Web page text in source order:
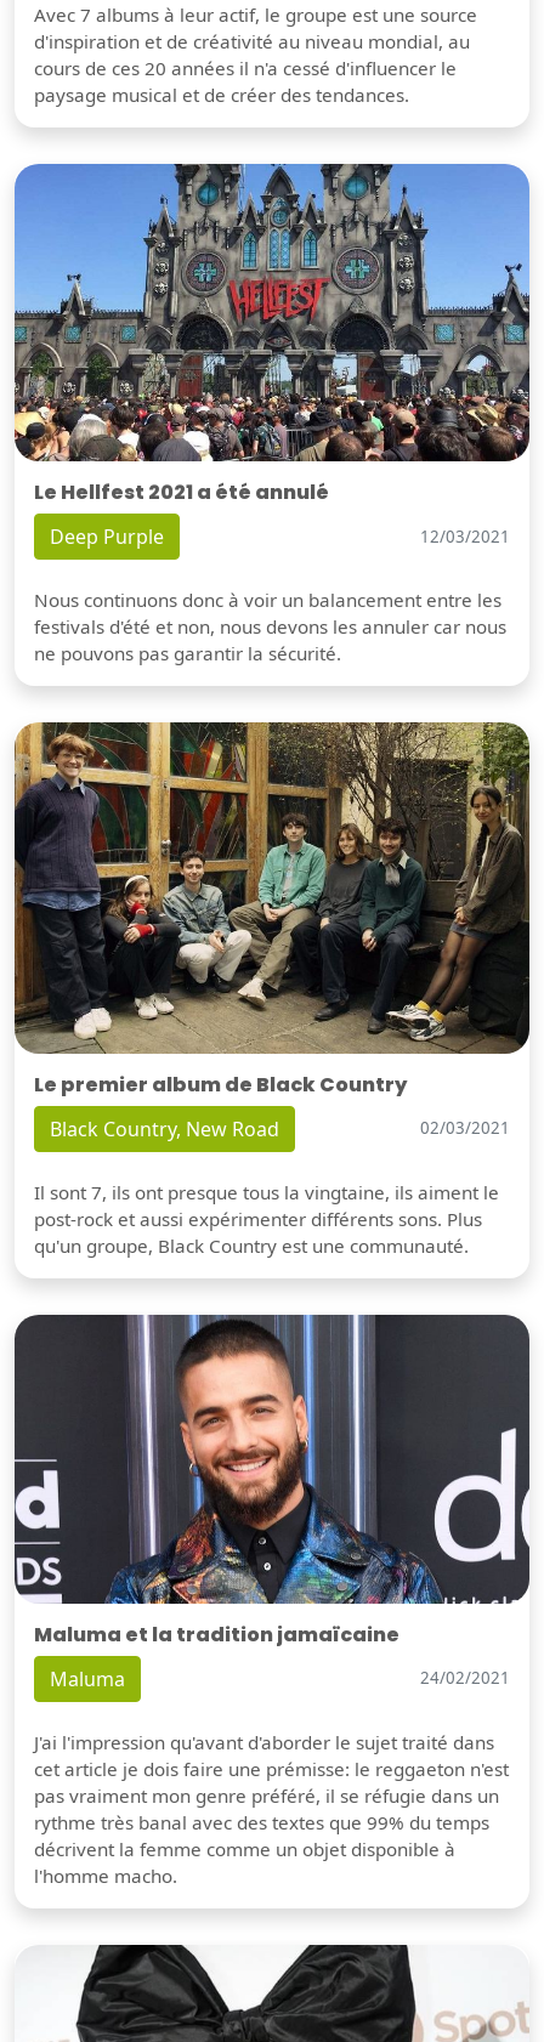
Avec 7 albums à leur actif, le groupe est une source
d'inspiration et de créativité au niveau mondial, au
cours de ces 20 années il n'a cessé d'influencer le
paysage musical et de créer des tendances.
Le Hellfest 2021 a été annulé
Deep Purple 12/03/2021
Nous continuons donc à voir un balancement entre les
festivals d'été et non, nous devons les annuler car nous
ne pouvons pas garantir la sécurité.
Le premier album de Black Country
Black Country, New Road 02/03/2021
Il sont 7, ils ont presque tous la vingtaine, ils aiment le
post-rock et aussi expérimenter différents sons. Plus
qu'un groupe, Black Country est une communauté.
Maluma et la tradition jamaïcaine
Maluma 24/02/2021
J'ai l'impression qu'avant d'aborder le sujet traité dans
cet article je dois faire une prémisse: le reggaeton n'est
pas vraiment mon genre préféré, il se réfugie dans un
rythme très banal avec des textes que 99% du temps
décrivent la femme comme un objet disponible à
l'homme macho.